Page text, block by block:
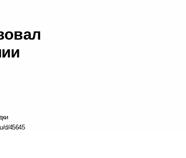
d/45645